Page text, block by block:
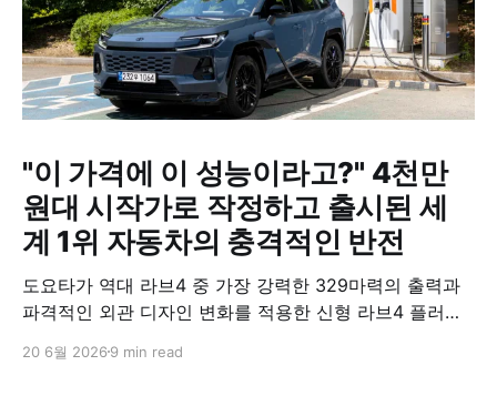
"이 가격에 이 성능이라고?" 4천만
원대 시작가로 작정하고 출시된 세
계 1위 자동차의 충격적인 반전
도요타가 역대 라브4 중 가장 강력한 329마력의 출력과
파격적인 외관 디자인 변화를 적용한 신형 라브4 플러그
충전이 가능하고 전기 모드로만 70km 이상 주행할 수 있
20 6월 2026 9 min read